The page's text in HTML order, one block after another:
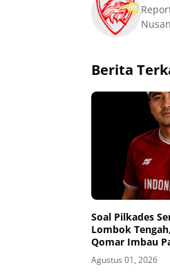
Berita
Soal Pilkades
Lombok
Qomar Imbau
Calon Kades
Politics
Agustus 01, 2026